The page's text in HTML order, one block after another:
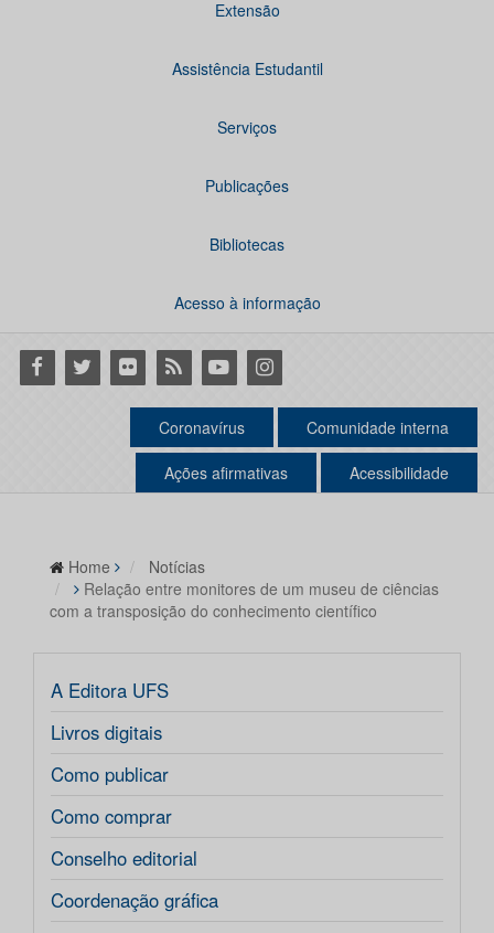
Extensão
Assistência Estudantil
Serviços
Publicações
Bibliotecas
Acesso à informação
Facebook
Twitter Flickr RSS YoutubeInstagram
Coronavírus Comunidade interna
Ações afirmativas Acessibilidade
Home
Notícias
Relação entre monitores de um museu de ciências
com a transposição do conhecimento científico
A Editora UFS
Livros digitais
Como publicar
Como comprar
Conselho editorial
Coordenação gráfica